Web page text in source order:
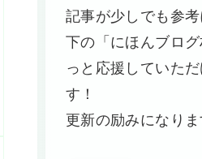
記事が少しでも参考
下の「にほんブロ
っと応援していた
す！
更新の励みになりま